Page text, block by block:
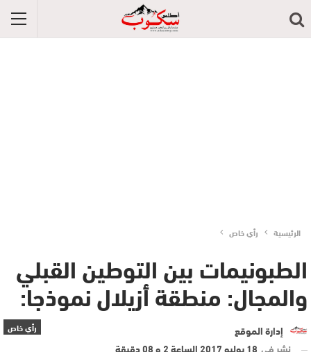
الرئيسية رأي خاص
الطبونيمات بين التوطين القبلي
والمجال: منطقة أزيلال نموذجا:
رأي خاص
إدارة الموقع
نشر في 18 يوليو 2017 الساعة 2 و 08 دقيقة